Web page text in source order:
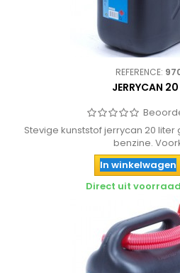
REFERENCE:
JERRYCAN 20
Stevige kunststof jerrycan 20
benzine.
In winkelwagen
Direct uit